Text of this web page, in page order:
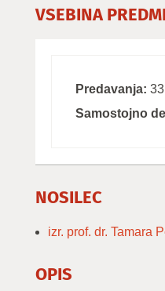
VSEBINA
Predavanja:
Samostojno
NOSILEC
izr. prof. dr. Tamara
OPIS